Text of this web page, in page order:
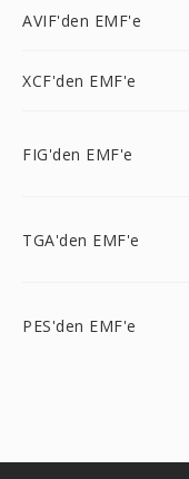
AVIF'den EMF'e
XCF'den EMF'e
FIG'den EMF'e
TGA'den EMF'e
PES'den EMF'e